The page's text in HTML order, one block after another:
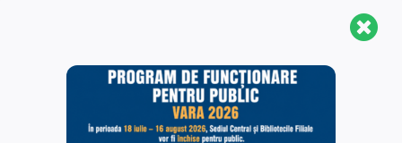
Aveți nevoie de mai
multe informații?